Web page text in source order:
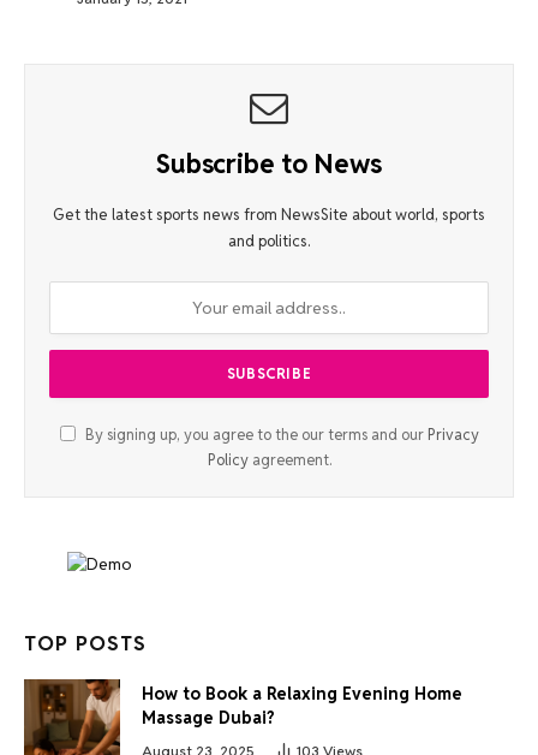
Subscribe to News
Get the latest sports news from NewsSite about world, sports
and politics.
By signing up, you agree to the our terms and our Privacy
Policyagreement.
TOP POSTS
How to Book a Relaxing Evening Home
Massage Dubai?
August 23, 2025 103 Views